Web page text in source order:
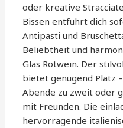
oder kreative
Bissen entführt dich
Antipasti und
Beliebtheit und
Glas Rotwein. Der
bietet genügend Platz
Abende zu zweit oder
mit Freunden. Die
hervorragende